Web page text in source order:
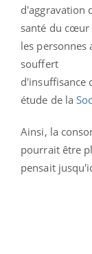
d'aggravation
santé du cœur
les personnes
souffert
d'insuffisance
étude de la
Ainsi, la
pourrait être
pensait